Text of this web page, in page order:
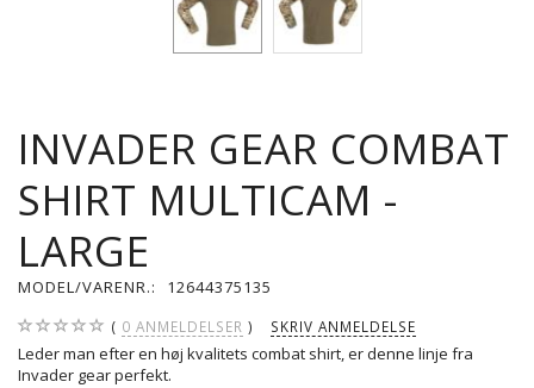
INVADER GEAR COMBAT
SHIRT MULTICAM -
LARGE
MODEL/VARENR.: 12644375135
0 ANMELDELSER SKRIV ANMELDELSE
Leder man efter en høj kvalitets combat shirt, er denne linje fra
Invader gear perfekt.